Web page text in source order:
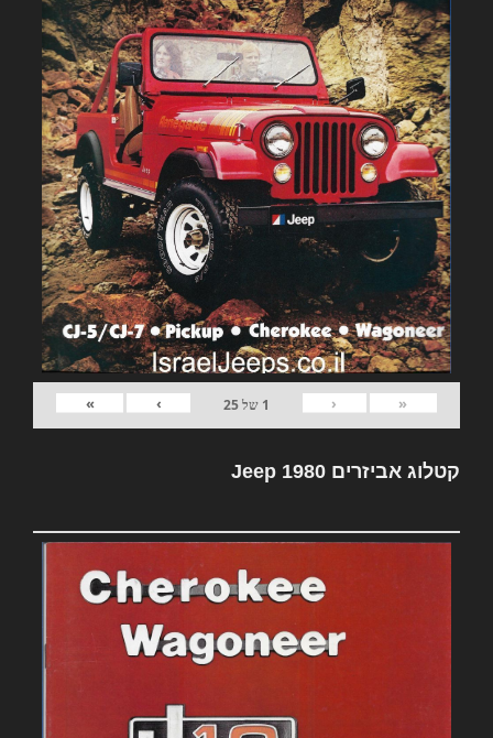
«
‹
1 של25
›
»
קטלוג אביזרים Jeep 1980